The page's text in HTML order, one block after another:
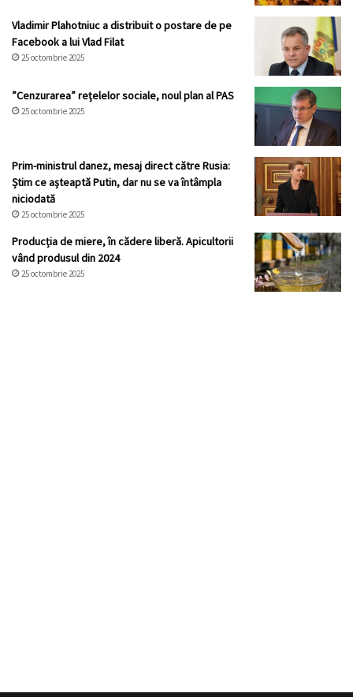
Vladimir Plahotniuc a distribuit o postare de pe
Facebook a lui Vlad Filat
25 octombrie 2025
”Cenzurarea” rețelelor sociale, noul plan al PAS
25 octombrie 2025
Prim-ministrul danez, mesaj direct către Rusia:
Știm ce așteaptă Putin, dar nu se va întâmpla
niciodată
25 octombrie 2025
Producția de miere, în cădere liberă. Apicultorii
vând produsul din 2024
25 octombrie 2025